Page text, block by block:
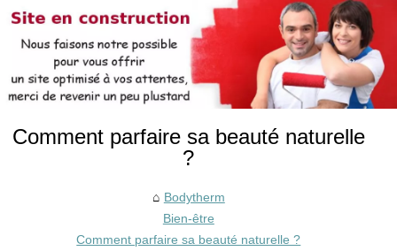
Comment parfaire sa beauté naturelle
?
Bodytherm
Bien-être
Comment parfaire sa beauté naturelle ?